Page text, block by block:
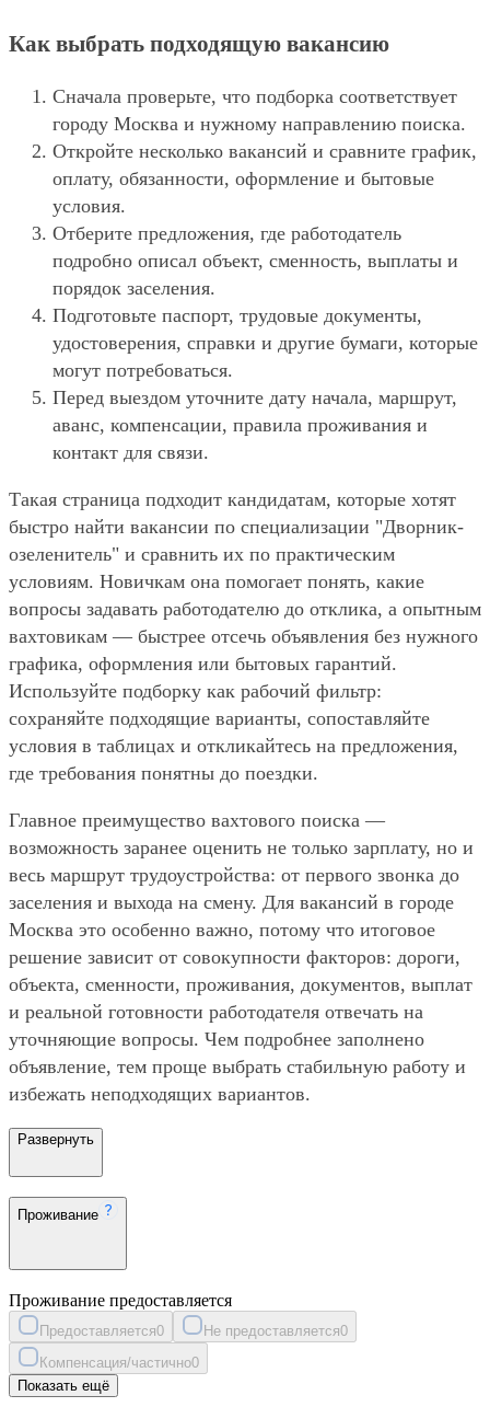
Как выбрать подходящую вакансию
Сначала проверьте, что подборка соответствует
городу Москва и нужному направлению поиска.
Откройте несколько вакансий и сравните график,
оплату, обязанности, оформление и бытовые
условия.
Отберите предложения, где работодатель
подробно описал объект, сменность, выплаты и
порядок заселения.
Подготовьте паспорт, трудовые документы,
удостоверения, справки и другие бумаги, которые
могут потребоваться.
Перед выездом уточните дату начала, маршрут,
аванс, компенсации, правила проживания и
контакт для связи.
Такая страница подходит кандидатам, которые хотят
быстро найти вакансии по специализации "Дворник-
озеленитель" и сравнить их по практическим
условиям. Новичкам она помогает понять, какие
вопросы задавать работодателю до отклика, а опытным
вахтовикам — быстрее отсечь объявления без нужного
графика, оформления или бытовых гарантий.
Используйте подборку как рабочий фильтр:
сохраняйте подходящие варианты, сопоставляйте
условия в таблицах и откликайтесь на предложения,
где требования понятны до поездки.
Главное преимущество вахтового поиска —
возможность заранее оценить не только зарплату, но и
весь маршрут трудоустройства: от первого звонка до
заселения и выхода на смену. Для вакансий в городе
Москва это особенно важно, потому что итоговое
решение зависит от совокупности факторов: дороги,
объекта, сменности, проживания, документов, выплат
и реальной готовности работодателя отвечать на
уточняющие вопросы. Чем подробнее заполнено
объявление, тем проще выбрать стабильную работу и
избежать неподходящих вариантов.
Развернуть
Проживание
Проживание предоставляется
Предоставляется0 Не предоставляется0
Компенсация/частично0
Показать ещё